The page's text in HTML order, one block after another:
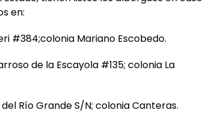
en:
#384;colonia Mariano Escobedo.
de la Escayola #135; colonia La
Río Grande S/N; colonia Canteras.